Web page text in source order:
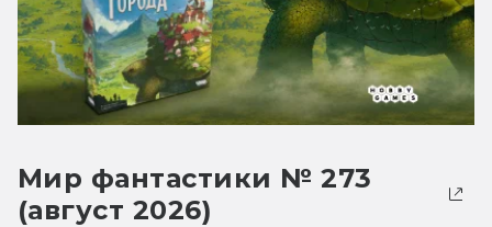
Мир фантастики № 273
(август 2026)